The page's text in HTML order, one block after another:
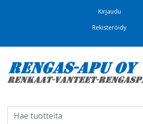
Kirjaudu
Rekisteröidy